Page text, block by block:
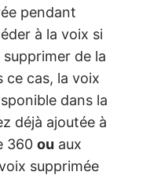
pendant
à la voix si
de la
ce cas, la voix
dans la
déjà ajoutée à
360 ou aux
supprimée